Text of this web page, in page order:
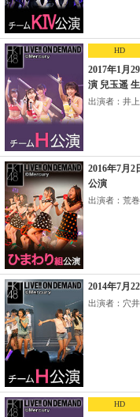
HD
2017年1月
演 兒玉遥
出演者：井
2016年7月2
公演
出演者：荒
2014年7月
出演者：穴
HD